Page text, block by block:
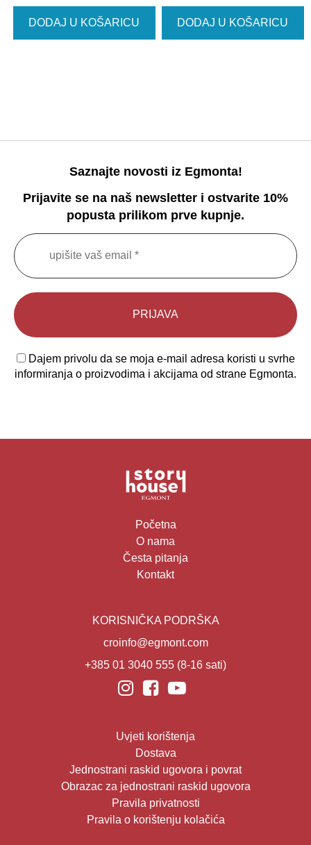
DODAJ U KOŠARICU DODAJ U KOŠARICU
Saznajte novosti iz Egmonta!
Prijavite se na naš newsletter i ostvarite 10%
popusta prilikom prve kupnje.
Dajem privolu da se moja e-mail adresa koristi u svrhe
informiranja o proizvodima i akcijama od strane Egmonta.
Početna
O nama
Česta pitanja
Kontakt
KORISNIČKA PODRŠKA
croinfo@egmont.com
+385 01 3040 555 (8-16 sati)
Uvjeti korištenja
Dostava
Jednostrani raskid ugovora i povrat
Obrazac za jednostrani raskid ugovora
Pravila privatnosti
Pravila o korištenju kolačića